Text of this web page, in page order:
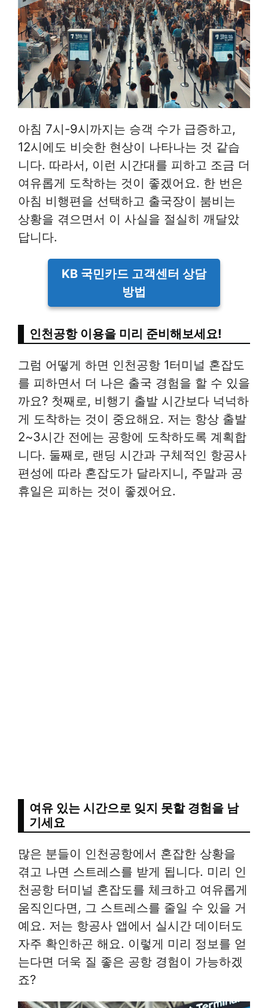
아침 7시-9시까지는 승객 수가 급증하고,
12시에도 비슷한 현상이 나타나는 것 같습
니다. 따라서, 이런 시간대를 피하고 조금 더
여유롭게 도착하는 것이 좋겠어요. 한 번은
아침 비행편을 선택하고 출국장이 붐비는
상황을 겪으면서 이 사실을 절실히 깨달았
답니다.
KB 국민카드 고객센터 상담
방법
인천공항 이용을 미리 준비해보세요!
그럼 어떻게 하면 인천공항 1터미널 혼잡도
를 피하면서 더 나은 출국 경험을 할 수 있을
까요? 첫째로, 비행기 출발 시간보다 넉넉하
게 도착하는 것이 중요해요. 저는 항상 출발
2~3시간 전에는 공항에 도착하도록 계획합
니다. 둘째로, 랜딩 시간과 구체적인 항공사
편성에 따라 혼잡도가 달라지니, 주말과 공
휴일은 피하는 것이 좋겠어요.
여유 있는 시간으로 잊지 못할 경험을 남
기세요
많은 분들이 인천공항에서 혼잡한 상황을
겪고 나면 스트레스를 받게 됩니다. 미리 인
천공항 터미널 혼잡도를 체크하고 여유롭게
움직인다면, 그 스트레스를 줄일 수 있을 거
예요. 저는 항공사 앱에서 실시간 데이터도
자주 확인하곤 해요. 이렇게 미리 정보를 얻
는다면 더욱 질 좋은 공항 경험이 가능하겠
죠?